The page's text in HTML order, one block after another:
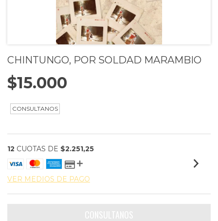
CHINTUNGO, POR SOLDAD MARAMBIO
$15.000
12 CUOTAS DE $2.251,25
VER MEDIOS DE PAGO